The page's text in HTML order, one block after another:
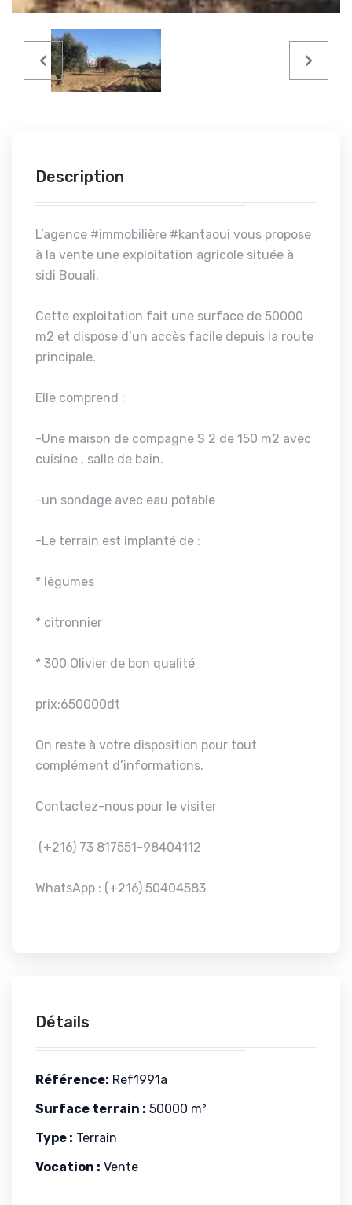
Description
L’agence #immobilière #kantaoui vous propose
à la vente une exploitation agricole située à
sidi Bouali.
Cette exploitation fait une surface de 50000
m2 et dispose d’un accès facile depuis la route
principale.
Elle comprend :
-Une maison de compagne S 2 de 150 m2 avec
cuisine , salle de bain.
-un sondage avec eau potable
-Le terrain est implanté de :
* légumes
* citronnier
* 300 Olivier de bon qualité
prix:650000dt
On reste à votre disposition pour tout
complément d’informations.
Contactez-nous pour le visiter
(+216) 73 817551-98404112
WhatsApp : (+216) 50404583
Détails
Référence: Ref1991a
Surface terrain : 50000 m²
Type : Terrain
Vocation : Vente